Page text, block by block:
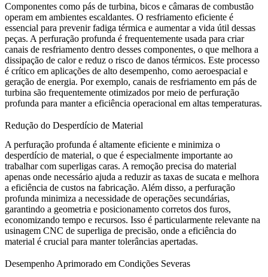
Componentes como pás de turbina, bicos e câmaras de combustão
operam em ambientes escaldantes. O resfriamento eficiente é
essencial para prevenir fadiga térmica e aumentar a vida útil dessas
peças. A perfuração profunda é frequentemente usada para criar
canais de resfriamento dentro desses componentes, o que melhora a
dissipação de calor e reduz o risco de danos térmicos. Este processo
é crítico em aplicações de alto desempenho, como aeroespacial e
geração de energia. Por exemplo, canais de resfriamento em pás de
turbina são frequentemente otimizados por meio de perfuração
profunda para manter a eficiência operacional em altas temperaturas.
Redução do Desperdício de Material
A perfuração profunda é altamente eficiente e minimiza o
desperdício de material, o que é especialmente importante ao
trabalhar com superligas caras. A remoção precisa do material
apenas onde necessário ajuda a reduzir as taxas de sucata e melhora
a eficiência de custos na fabricação. Além disso, a perfuração
profunda minimiza a necessidade de operações secundárias,
garantindo a geometria e posicionamento corretos dos furos,
economizando tempo e recursos. Isso é particularmente relevante na
usinagem CNC de superliga de precisão, onde a eficiência do
material é crucial para manter tolerâncias apertadas.
Desempenho Aprimorado em Condições Severas